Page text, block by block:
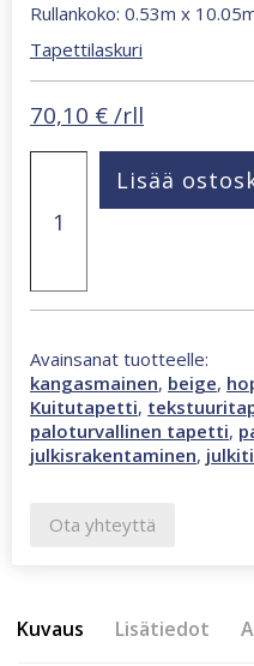
Rullankoko: 0.53m x
Tapettilaskuri
70,10 € /rll
beige
tapetti
Lisää
Avainsanat tuotteelle:
kangasmainen, beige,
Kuitutapetti,
paloturvallinen tapetti,
julkisrakentaminen,
Ota yhteyttä
Kuvaus Lisätiedot